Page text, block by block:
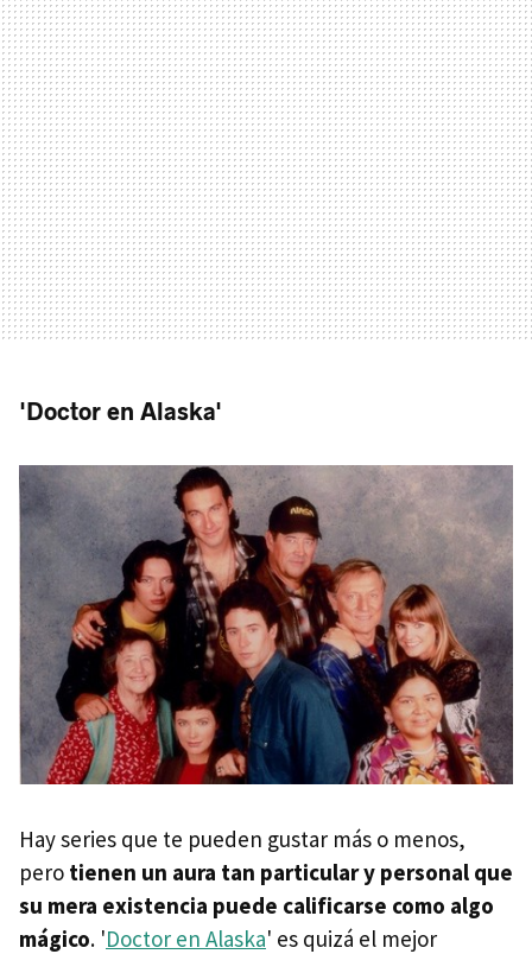
'Doctor en Alaska'
Hay series que te pueden gustar más o menos,
pero tienen un aura tan particular y personal que
su mera existencia puede calificarse como algo
mágico. 'Doctor en Alaska' es quizá el mejor